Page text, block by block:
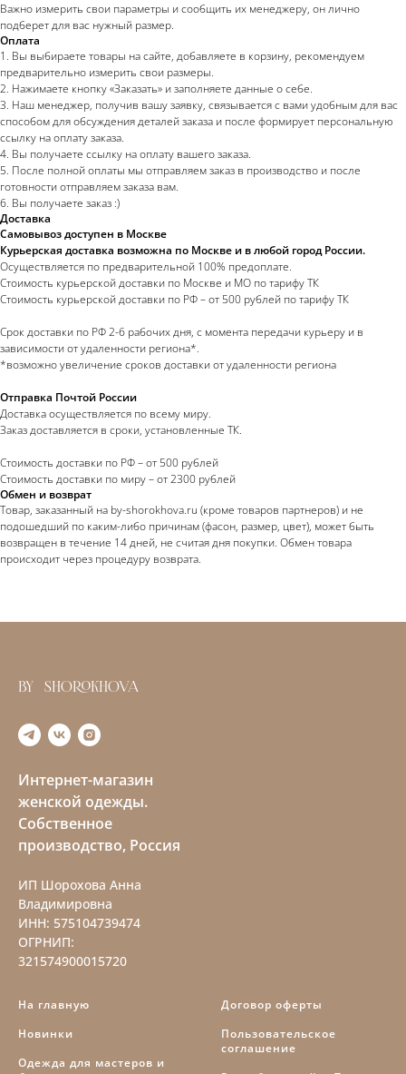
Важно измерить свои параметры и сообщить их менеджеру, он лично
подберет для вас нужный размер.
Оплата
1. Вы выбираете товары на сайте, добавляете в корзину, рекомендуем
предварительно измерить свои размеры.
2. Нажимаете кнопку «Заказать» и заполняете данные о себе.
3. Наш менеджер, получив вашу заявку, связывается с вами удобным для вас
способом для обсуждения деталей заказа и после формирует персональную
ссылку на оплату заказа.
4. Вы получаете ссылку на оплату вашего заказа.
5. После полной оплаты мы отправляем заказ в производство и после
готовности отправляем заказа вам.
6. Вы получаете заказ :)
Доставка
Самовывоз доступен в Москве
Курьерская доставка возможна по Москве и в любой город России.
Осуществляется по предварительной 100% предоплате.
Стоимость курьерской доставки по Москве и МО по тарифу ТК
Стоимость курьерской доставки по РФ – от 500 рублей по тарифу ТК
Срок доставки по РФ 2-6 рабочих дня, с момента передачи курьеру и в
зависимости от удаленности региона*.
*возможно увеличение сроков доставки от удаленности региона
Отправка Почтой России
Доставка осуществляется по всему миру.
Заказ доставляется в сроки, установленные ТК.
Стоимость доставки по РФ – от 500 рублей
Стоимость доставки по миру – от 2300 рублей
Обмен и возврат
Товар, заказанный на by-shorokhova.ru (кроме товаров партнеров) и не
подошедший по каким-либо причинам (фасон, размер, цвет), может быть
возвращен в течение 14 дней, не считая дня покупки. Обмен товара
происходит через процедуру возврата.
BY SHOROKHOVA
Интернет-магазин
женской одежды.
Собственное
производство, Россия
ИП Шорохова Анна
Владимировна
ИНН: 575104739474
ОГРНИП:
321574900015720
На главную
Новинки
Одежда для мастеров и
Договор оферты
Пользовательское
соглашение